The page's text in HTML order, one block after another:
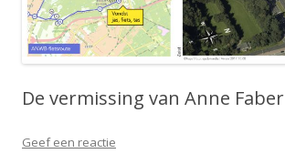
De vermissing van Anne Faber
Geef een reactie